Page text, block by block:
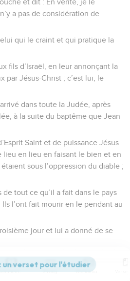
et dit : En vérité, je le
a pas de considération de
qui le craint et qui pratique la
fils d’Israël, en leur annonçant la
par Jésus-Christ ; c’est lui, le
dans toute la Judée, après
à la suite du baptême que Jean
Saint et de puissance Jésus
lieu en lieu en faisant le bien et en
sous l’oppression du diable ;
de tout ce qu’il a fait dans le pays
l’ont fait mourir en le pendant au
jour et lui a donné de se
aux témoins choisis d’avance
mangé et bu avec lui, après sa
Commentaires Strong